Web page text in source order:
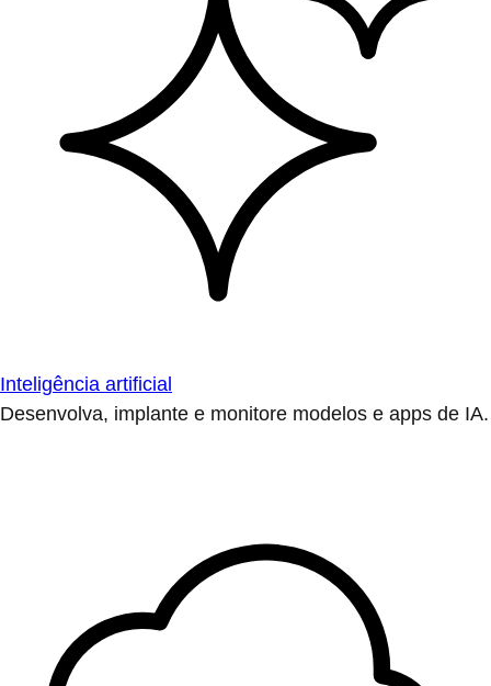
Inteligência artificial
Desenvolva, implante e monitore modelos e apps de IA.